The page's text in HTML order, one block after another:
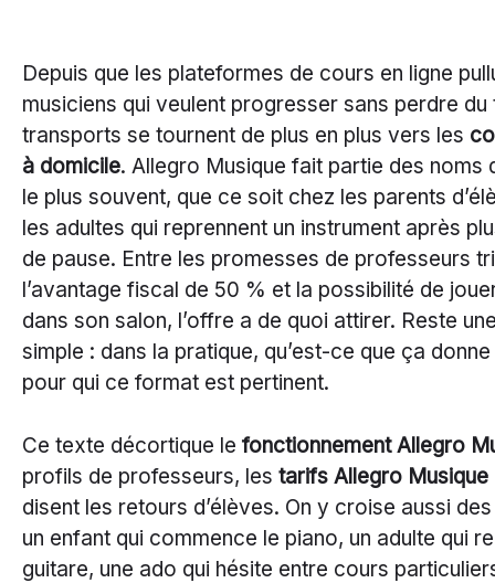
Depuis que les plateformes de cours en ligne
musiciens qui veulent progresser sans perdre du
transports se tournent de plus en plus vers les
à domicile. Allegro Musique fait partie des noms
le plus souvent, que ce soit chez les parents
les adultes qui reprennent un instrument après
de pause. Entre les promesses de professeurs
l’avantage fiscal de 50 % et la possibilité de
dans son salon, l’offre a de quoi attirer. Reste
simple : dans la pratique, qu’est-ce que ça
pour qui ce format est pertinent.
Ce texte décortique le fonctionnement Allegro
profils de professeurs, les tarifs Allegro Musique
disent les retours d’élèves. On y croise aussi
un enfant qui commence le piano, un adulte qui
guitare, une ado qui hésite entre cours